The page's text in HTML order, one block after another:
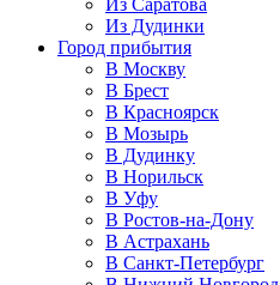
Из Саратова
Из Дудинки
Город прибытия
В Москву
В Брест
В Красноярск
В Мозырь
В Дудинку
В Норильск
В Уфу
В Ростов-на-Дону
В Астрахань
В Санкт-Петербург